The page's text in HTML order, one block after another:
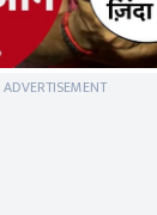
ADVERTISEMENT